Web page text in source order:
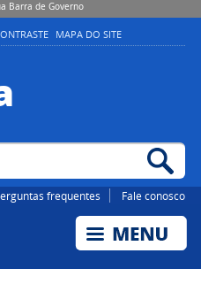
Barra de Governo
MAPA DO SITE
frequentes Fale conosco